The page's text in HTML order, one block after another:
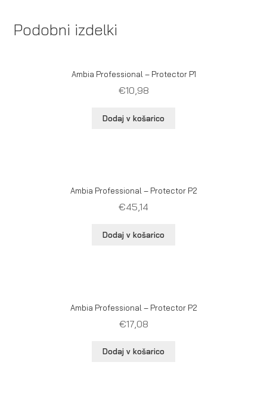
Podobni izdelki
Ambia Professional – Protector P1
€10,98
Dodaj v košarico
Ambia Professional – Protector P2
€45,14
Dodaj v košarico
Ambia Professional – Protector P2
€17,08
Dodaj v košarico